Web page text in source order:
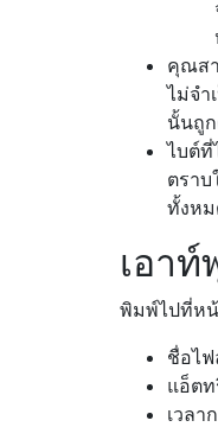
คุณส
ไม่จำ
นั้นถู
ไบต์ที่
ตรา
ทั้งห
เอาท์
พิมพ์ไปที่ห
ชื่อไฟ
แอ็ตท
เวลา